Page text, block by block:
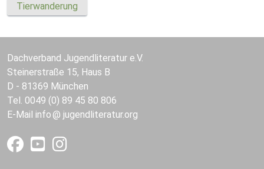
Tierwanderung
Dachverband Jugendliteratur e.V.
Steinerstraße 15, Haus B
D - 81369 München
Tel. 0049 (0) 89 45 80 806
E-Mail info jugendliteratur.org